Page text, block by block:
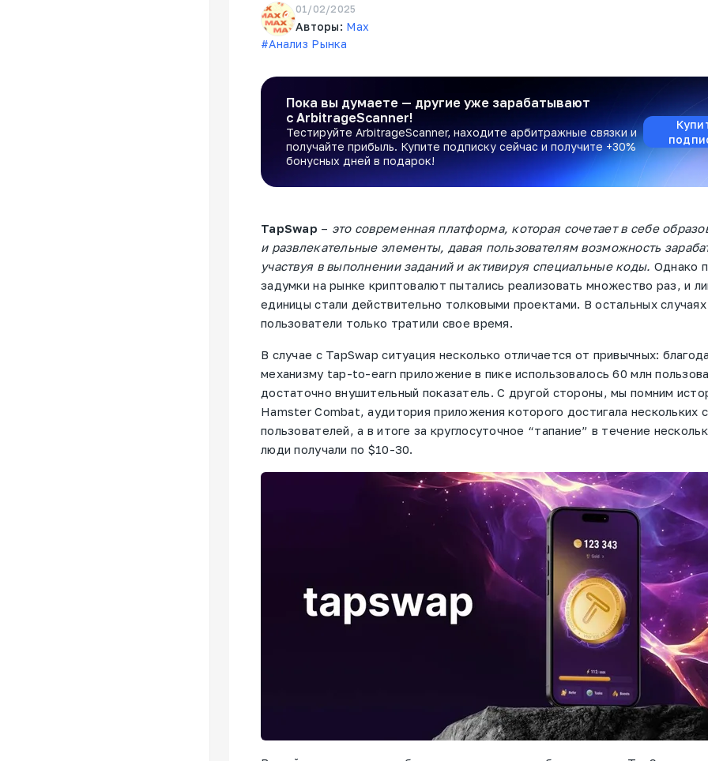
01/02/2025
Авторы: Max
#Анализ Рынка
Пока вы думаете — другие уже зарабатывают
с ArbitrageScanner!
Тестируйте ArbitrageScanner, находите арбитражные связки и
получайте прибыль. Купите подписку сейчас и получите +30%
бонусных дней в подарок!
TapSwap – это современная платформа, которая сочетает в себе
и развлекательные элементы, давая пользователям возможность
участвуя в выполнении заданий и активируя специальные коды. Однако
задумки на рынке криптовалют пытались реализовать множество раз, и
единицы стали действительно толковыми проектами. В остальных
пользователи только тратили свое время.
В случае с TapSwap ситуация несколько отличается от привычных:
механизму tap-to-earn приложение в пике использовалось 60 млн
достаточно внушительный показатель. С другой стороны, мы помним
Hamster Combat, аудитория приложения которого достигала нескольких
пользователей, а в итоге за круглосуточное “тапание” в течение
люди получали по $10-30.